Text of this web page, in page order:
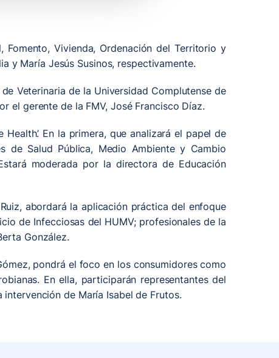
Vivienda, Ordenación del Territorio y
y María Jesús Susinos, respectivamente.
Veterinaria de la Universidad Complutense de
el gerente de la FMV, José Francisco Díaz.
En la primera, que analizará el papel de
de Salud Pública, Medio Ambiente y Cambio
moderada por la directora de Educación
abordará la aplicación práctica del enfoque
de Infecciosas del HUMV; profesionales de la
González.
pondrá el foco en los consumidores como
En ella, participarán representantes del
de María Isabel de Frutos.